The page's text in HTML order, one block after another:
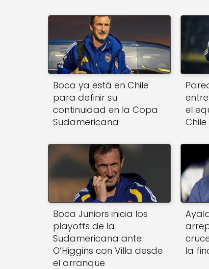
Boca ya está en Chile
para definir su
continuidad en la Copa
Sudamericana
el
Chile
Boca Juniors inicia los
playoffs de la
Sudamericana ante
O’Higgins con Villa desde
el arranque
la